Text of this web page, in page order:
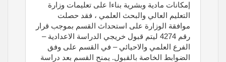
إمكانات مادية وبشرية بناءا على تعليمات وزارة
التعليم العالي والبحث العلمي ، فقد حصلت
موافقة الوزارة على استحداث القسم بموجب قرار
رقم 4274 ليتم قبول خريجي الدراسة الاعدادية –
الفرع العلمي والاحيائي – في القسم على وفق
الضوابط الخاصة بالقبول. يمنح القسم بعد دراسة